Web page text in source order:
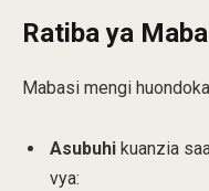
Ratiba ya
Mabasi mengi
Asubuhi kuanzia
vya: